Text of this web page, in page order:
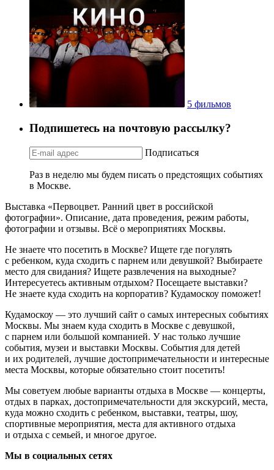
5 фильмов
Подпишетесь на почтовую рассылку?
Подписаться
Раз в неделю мы будем писать о предстоящих событиях
в Москве.
Выставка «Первоцвет. Ранний цвет в российской
фотографии». Описание, дата проведения, режим работы,
фотографии и отзывы. Всё о мероприятиях Москвы.
Не знаете что посетить в Москве? Ищете где погулять
с ребенком, куда сходить с парнем или девушкой? Выбираете
место для свидания? Ищете развлечения на выходные?
Интересуетесь активным отдыхом? Посещаете выставки?
Не знаете куда сходить на корпоратив? Кудамоскоу поможет!
Кудамоскоу — это лучший сайт о самых интересных событиях
Москвы. Мы знаем куда сходить в Москве с девушкой,
с парнем или большой компанией. У нас только лучшие
события, музеи и выставки Москвы. События для детей
и их родителей, лучшие достопримечательности и интересные
места Москвы, которые обязательно стоит посетить!
Мы советуем любые варианты отдыха в Москве — концерты,
отдых в парках, достопримечательности для экскурсий, места,
куда можно сходить с ребенком, выставки, театры, шоу,
спортивные мероприятия, места для активного отдыха
и отдыха с семьей, и многое другое.
Мы в социальных сетях